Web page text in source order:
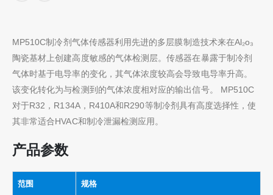
MP510C制冷剂气体传感器利用先进的多层膜制造技术来在Al₂o₃
陶瓷基材上创建高度敏感的气体检测层。传感器在暴露于制冷剂
气体时基于电导率的变化，其气体浓度较高会导致电导率升高。
该变化转化为与检测到的气体浓度相对应的输出信号。 MP510C
对于R32，R134A，R410A和R290等制冷剂具有高度选择性，使
其非常适合HVAC和制冷泄漏检测应用。
产品参数
范围 规格